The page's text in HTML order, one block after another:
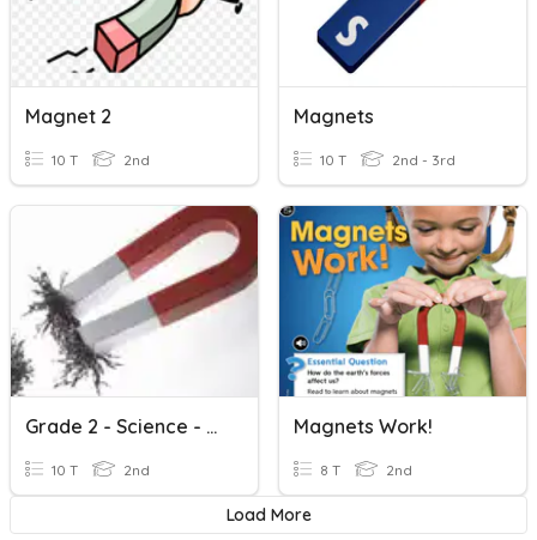
Magnet 2
10 T 2nd
Magnets
10 T 2nd - 3rd
Grade 2 - Science - Magnet
10 T 2nd
Magnets Work!
8 T 2nd
Load More